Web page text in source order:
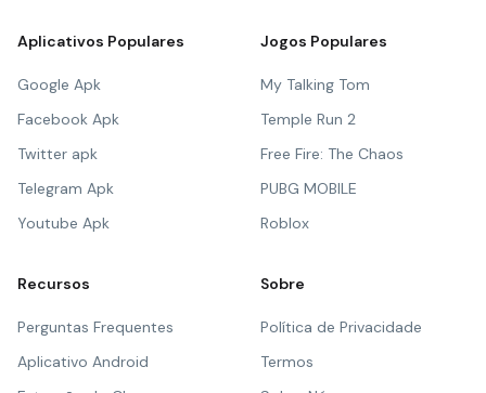
Aplicativos Populares
Google Apk
Facebook Apk
Twitter apk
Telegram Apk
Youtube Apk
Jogos Populares
My Talking Tom
Temple Run 2
Free Fire: The Chaos
PUBG MOBILE
Roblox
Recursos
Perguntas Frequentes
Aplicativo Android
Sobre
Política de Privacidade
Termos